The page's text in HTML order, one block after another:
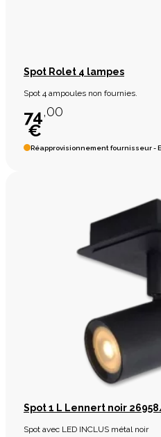
Spot Rolet 4 lampes
Spot 4 ampoules non fournies.
74,00
€
Réapprovisionnement fournisseur -
Spot 1 L Lennert noir
Spot avec LED INCLUS métal noir